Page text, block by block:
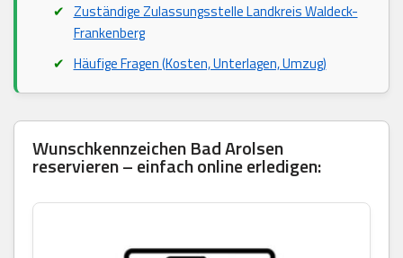
Zuständige Zulassungsstelle Landkreis Waldeck-
Frankenberg
Häufige Fragen (Kosten, Unterlagen, Umzug)
Wunschkennzeichen Bad Arolsen
reservieren – einfach online erledigen: